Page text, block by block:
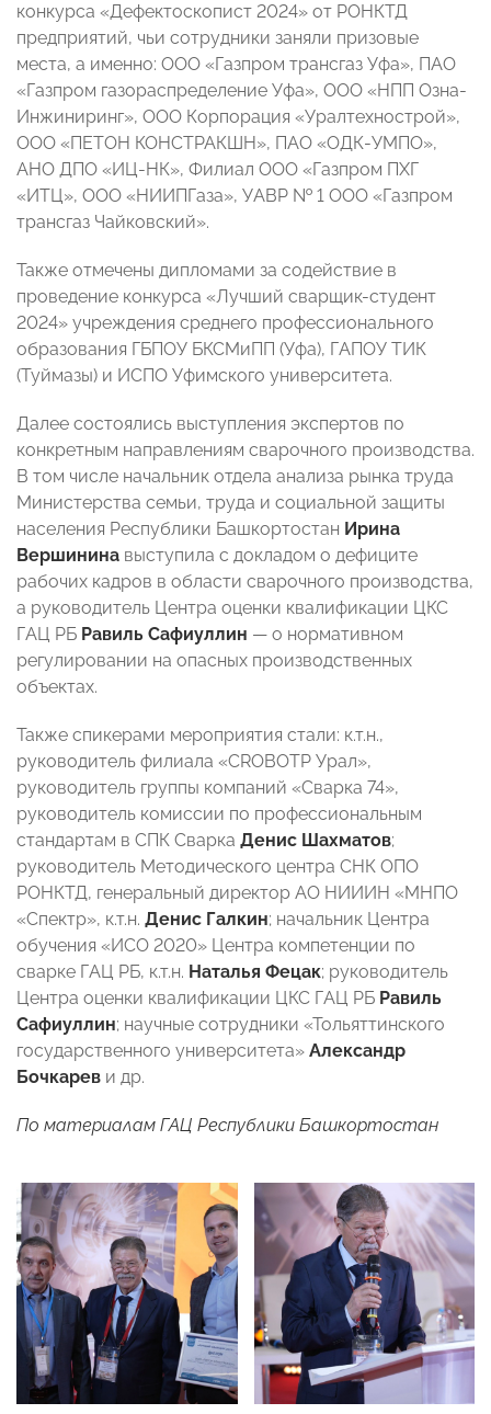
конкурса «Дефектоскопист 2024» от РОНКТД
предприятий, чьи сотрудники заняли призовые
места, а именно: ООО «Газпром трансгаз Уфа», ПАО
«Газпром газораспределение Уфа», ООО «НПП Озна-
Инжиниринг», ООО Корпорация «Уралтехнострой»,
ООО «ПЕТОН КОНСТРАКШН», ПАО «ОДК-УМПО»,
АНО ДПО «ИЦ-НК», Филиал ООО «Газпром ПХГ
«ИТЦ», ООО «НИИПГаза», УАВР № 1 ООО «Газпром
трансгаз Чайковский».
Также отмечены дипломами за содействие в
проведение конкурса «Лучший сварщик-студент
2024» учреждения среднего профессионального
образования ГБПОУ БКСМиПП (Уфа), ГАПОУ ТИК
(Туймазы) и ИСПО Уфимского университета.
Далее состоялись выступления экспертов по
конкретным направлениям сварочного производства.
В том числе начальник отдела анализа рынка труда
Министерства семьи, труда и социальной защиты
населения Республики Башкортостан Ирина
Вершинина выступила с докладом о дефиците
рабочих кадров в области сварочного производства,
а руководитель Центра оценки квалификации ЦКС
ГАЦ РБ Равиль Сафиуллин — о нормативном
регулировании на опасных производственных
объектах.
Также спикерами мероприятия стали: к.т.н.,
руководитель филиала «CROBOTP Урал»,
руководитель группы компаний «Сварка 74»,
руководитель комиссии по профессиональным
стандартам в СПК Сварка Денис Шахматов;
руководитель Методического центра СНК ОПО
РОНКТД, генеральный директор АО НИИИН «МНПО
«Спектр», к.т.н. Денис Галкин; начальник Центра
обучения «ИСО 2020» Центра компетенции по
сварке ГАЦ РБ, к.т.н. Наталья Фецак; руководитель
Центра оценки квалификации ЦКС ГАЦ РБ Равиль
Сафиуллин; научные сотрудники «Тольяттинского
государственного университета» Александр
Бочкарев и др.
По материалам ГАЦ Республики Башкортостан